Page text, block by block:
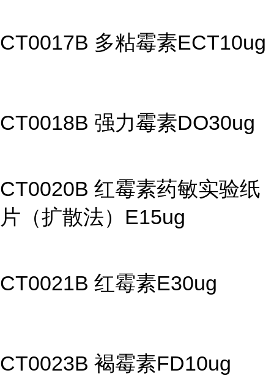
CT0017B 多粘霉素ECT10ug
CT0018B 强力霉素DO30ug
CT0020B 红霉素药敏实验纸
片（扩散法）E15ug
CT0021B 红霉素E30ug
CT0023B 褐霉素FD10ug